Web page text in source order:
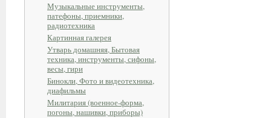
Музыкальные инструменты,
патефоны, приемники,
радиотехника
Картинная галерея
Утварь домашняя, Бытовая
техника, инструменты, сифоны,
весы, гири
Бинокли, Фото и видеотехника,
диафильмы
Милитария (военное-форма,
погоны, нашивки, приборы)